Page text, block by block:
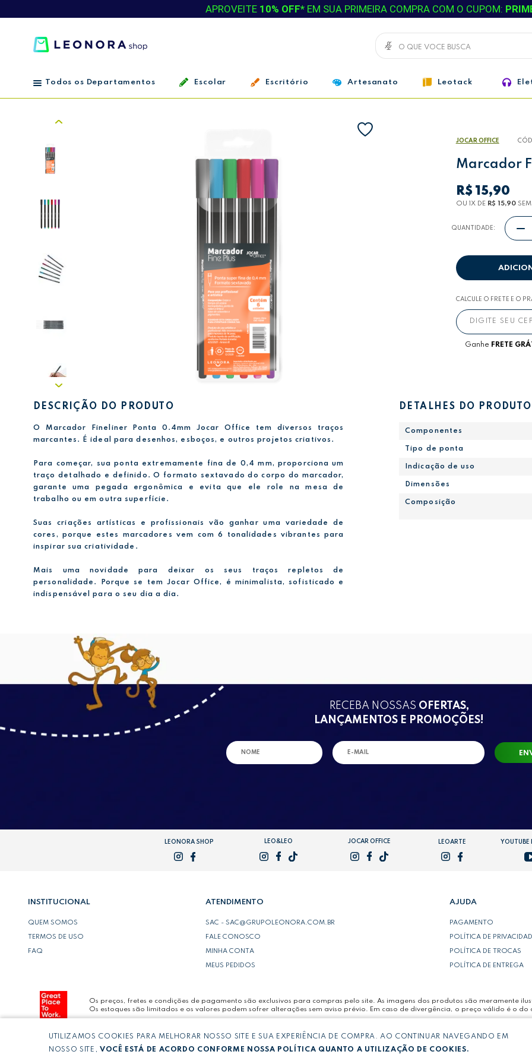
APROVEITE 10% OFF*EM SUA PRIMEIRA COMPRA COM O CUPOM:
Todos os Departamentos Escolar Escritório Artesanato Leotack
JOCAR OFFICE
Marcador
R$ 15,90
OU 1XDE R$ 15,90SEM
QUANTIDADE:
CALCULE O FRETE E O
Ganhe FRETE
DESCRIÇÃO DO PRODUTO
O Marcador Fineliner Ponta 0.4mm Jocar Office tem diversos traços
marcantes. É ideal para desenhos, esboços, e outros projetos criativos.
Para começar, sua ponta extremamente fina de 0,4 mm, proporciona um
traço detalhado e definido. O formato sextavado do corpo do marcador,
garante uma pegada ergonômica e evita que ele role na mesa de
trabalho ou em outra superfície.
Suas criações artísticas e profissionais vão ganhar uma variedade de
cores, porque estes marcadores vem com 6 tonalidades vibrantes para
inspirar sua criatividade.
Mais uma novidade para deixar os seus traços repletos de
personalidade. Porque se tem Jocar Office, é minimalista, sofisticado e
indispensável para o seu dia a dia.
DETALHES DO PRODUTO
Componentes
Tipo de ponta
Indicação de uso
Dimensões
Composição
RECEBA NOSSAS OFERTAS,
LANÇAMENTOS E PROMOÇÕES!
LEONORA SHOP LEO&LEO JOCAR OFFICE LEOARTE YOUTUBE
INSTITUCIONAL
QUEM SOMOS
TERMOS DE USO
FAQ
ATENDIMENTO
SAC - SAC@GRUPOLEONORA.COM.BR
FALE CONOSCO
MINHA CONTA
MEUS PEDIDOS
AJUDA
PAGAMENTO
POLÍTICA DE
POLÍTICA DE TROCAS
POLÍTICA DE ENTREGA
Os preços, fretes e condições de pagamento são exclusivos para compras pelo site. As imagens dos produtos são meramente
Os estoques são limitados e os valores podem sofrer alterações sem aviso prévio. Em caso de divergência, o preço válido é o do
Copyright © LEONORA COMERCIO INTERNACIONAL LTDA -CNPJ: 03.064.692/0005-53
UTILIZAMOS COOKIES PARA MELHORAR NOSSO SITE E SUA EXPERIÊNCIA DE COMPRA. AO CONTINUAR NAVEGANDO EM
NOSSO SITE, VOCÊ ESTÁ DE ACORDO CONFORME NOSSA POLÍTICA QUANTO A UTILIZAÇÃO DE COOKIES.